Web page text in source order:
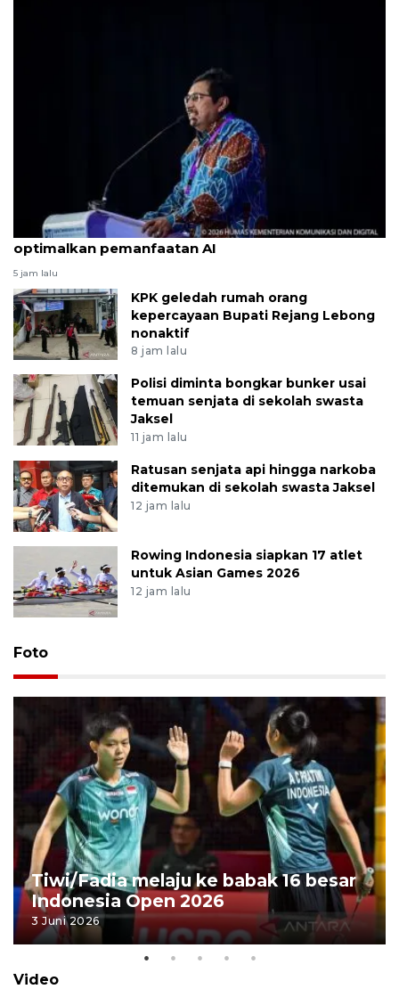
Pemerintah sasar cakupan 5G nasional 2029
optimalkan pemanfaatan AI
5 jam lalu
KPK geledah rumah orang
kepercayaan Bupati Rejang Lebong
nonaktif
8 jam lalu
Polisi diminta bongkar bunker usai
temuan senjata di sekolah swasta
Jaksel
11 jam lalu
Ratusan senjata api hingga narkoba
ditemukan di sekolah swasta Jaksel
12 jam lalu
Rowing Indonesia siapkan 17 atlet
untuk Asian Games 2026
12 jam lalu
Foto
Tiwi/Fadia melaju ke babak 16 besar
Indonesia Open 2026
3 Juni 2026
Video